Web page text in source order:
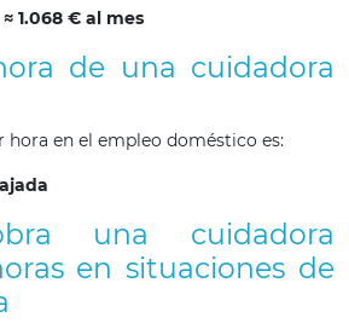
1.068 € al mes
de una cuidadora
en el empleo doméstico es:
una cuidadora
en situaciones de